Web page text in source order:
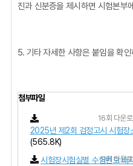
진과 신분증을 제시하면 시험본부
5. 기타 자세한 사항은 붙임을 확
첨부파일
2025년 제2회 검정고시 시험장
(565.8K)
16회 다운
시험장시험실별 수험번호 배
9회 다운